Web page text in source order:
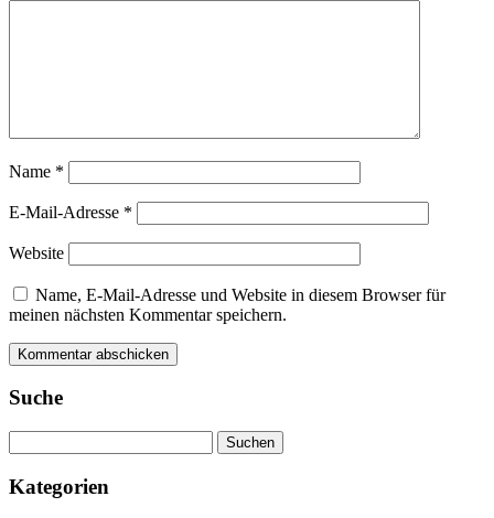
Name *
E-Mail-Adresse *
Website
Name, E-Mail-Adresse und Website in diesem Browser für
meinen nächsten Kommentar speichern.
Suche
nach:
Kategorien